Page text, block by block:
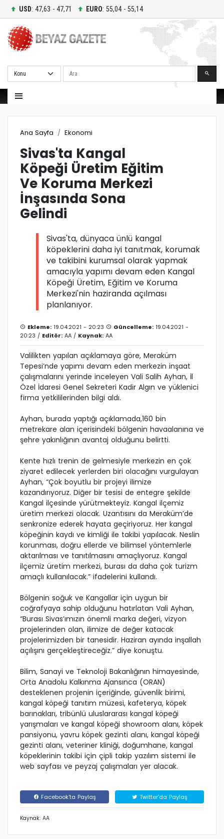
USD: 47,63 - 47,71 EURO: 55,04 - 55,14
Ara
Ana Sayfa Ekonomi
Sivas'ta Kangal
Köpeği Üretim Eğitim
Ve Koruma Merkezi
İnşasında Sona
Gelindi
Sivas'ta, dünyaca ünlü kangal
köpeklerini daha iyi tanıtmak, korumak
ve takibini kurumsal olarak yapmak
amacıyla yapımı devam eden Kangal
Köpeği Üretim, Eğitim ve Koruma
Merkezi'nin haziranda açılması
planlanıyor.
Ekleme: 19.04.2021 - 20:23 Güncelleme: 19.04.2021 -
20:23 / Editör: AA / Kaynak: AA
Valilikten yapılan açıklamaya göre, Meraküm
Tepesi’nde yapımı devam eden merkezin inşaat
çalışmalarını yerinde inceleyen Vali Salih Ayhan, İl
Özel İdaresi Genel Sekreteri Kadir Algın ve yüklenici
firma yetkililerinden bilgi aldı.
Ayhan, burada yaptığı açıklamada,160 bin
metrekare alan içerisindeki bölgenin havaalanına ve
şehre yakınlığının avantaj olduğunu belirtti.
Kente hızlı trenin de gelmesiyle merkezin en çok
ziyaret edilecek yerlerden biri olacağını vurgulayan
Ayhan, “Çok boyutlu bir projeyi ilimize
kazandırıyoruz. Diğer bir tesisi de entegre şekilde
Kangal ilçesinde yürütmekteyiz. Kangal ilçemiz
üretim merkezi olacak. Uzantısını da Meraküm’de
senkronize ederek hayata geçiriyoruz. Her kangal
köpeğinin kaydı ve kimliği ile takibi yapılacak. Neslin
korunması, doğru ellerde ve bilimsel yöntemlerle
aktarılması ve tanıtılmasını amaçlıyoruz. Kangal
ilçemiz üretim merkezi, burası da daha çok turizm
amaçlı kullanılacak.” ifadelerini kullandı.
Bölgenin soğuk ve Kangallar için uygun bir
coğrafyaya sahip olduğunu hatırlatan Vali Ayhan,
“Burası Sivas’ımızın önemli marka değeri, vizyon
projelerinden olan, ilimize de değer katacak
projelerimizden bir tanesidir. Haziran ayında inşallah
açılışını gerçekleştireceğiz.” diye konuştu.
Bilim, Sanayi ve Teknoloji Bakanlığının himayesinde,
Orta Anadolu Kalkınma Ajansınca (ORAN)
desteklenen projenin içeriğinde, güvenlik birimi,
kangal köpeği tanıtım müzesi, kafeterya, köpek
barınakları, tribünlü uluslararası kangal köpeği
yarışmaları ve kangal köpeği showroom alanı, köpek
pansiyonu, yavru köpek gezinti alanı, kangal köpeği
gezinti alanı, veteriner kliniği, doğumhane, kangal
köpeklerinin takibi için çipli takip yazılım sistemi ile
web sayfası ve peyzaj çalışmaları yer alacak.
Facebook'ta Paylaş Twitter'da Paylaş
Kaynak: AA